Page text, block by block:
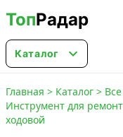
ТопРадар
Каталог 
Главная > Каталог >
Инструмент для
ходовой